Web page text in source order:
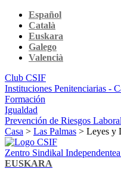
Español
Català
Euskara
Galego
Valencià
Club CSIF
Instituciones Penitenciarias -
Formación
Igualdad
Prevención de Riesgos
Casa > Las Palmas > Leyes y
Zentro Sindikal
EUSKARA